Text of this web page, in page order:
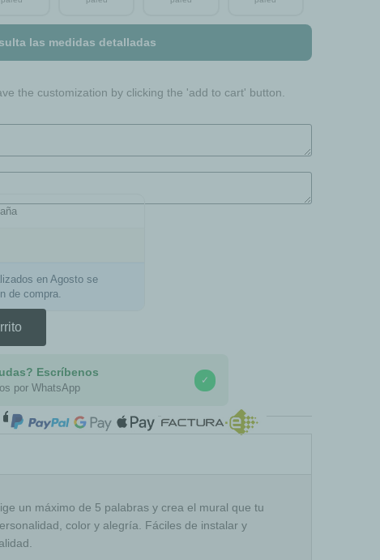
las medidas detalladas
the customization by clicking the 'add to cart' button.
en Agosto se
de compra.
Escríbenos
por WhatsApp
✓
COMPRA SEGURA
un máximo de 5 palabras y crea el mural que tu
color y alegría. Fáciles de instalar y